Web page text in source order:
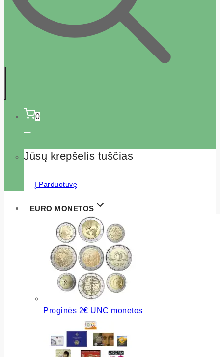
0
Jūsų krepšelis tuščias
Į Parduotuvę
EURO MONETOS
Proginės 2€ UNC monetos